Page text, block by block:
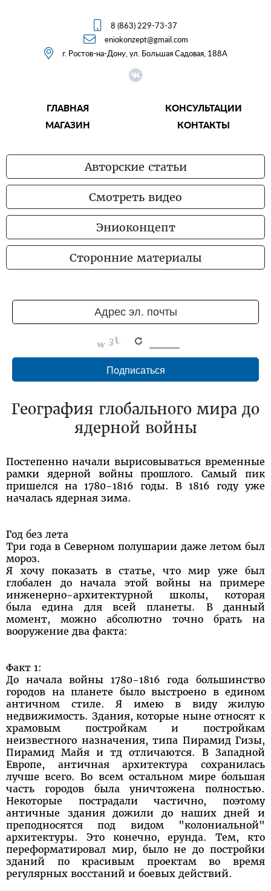
 8 (863) 229-73-37
 eniokonzept@gmail.com
 г. Ростов-на-Дону, ул. Большая Садовая, 188А
ГЛАВНАЯ
КОНСУЛЬТАЦИИ
МАГАЗИН
КОНТАКТЫ
Авторские статьи
Смотреть видео
Эниоконцепт
Сторонние материалы
География глобального мира до
ядерной войны
Постепенно начали вырисовываться временные
рамки ядерной войны прошлого. Самый пик
пришелся на 1780-1816 годы. В 1816 году уже
началась ядерная зима.
Год без лета
Три года в Северном полушарии даже летом был
мороз.
Я хочу показать в статье, что мир уже был
глобален до начала этой войны на примере
инженерно-архитектурной школы, которая
была едина для всей планеты. В данный
момент, можно абсолютно точно брать на
вооружение два факта:
Факт 1:
До начала войны 1780-1816 года большинство
городов на планете было выстроено в едином
античном стиле. Я имею в виду жилую
недвижимость. Здания, которые ныне относят к
храмовым постройкам и постройкам
неизвестного назначения, типа Пирамид Гизы,
Пирамид Майя и тд отличаются. В Западной
Европе, античная архитектура сохранилась
лучше всего. Во всем остальном мире большая
часть городов была уничтожена полностью.
Некоторые пострадали частично, поэтому
античные здания дожили до наших дней и
преподносятся под видом "колониальной"
архитектуры. Это конечно, ерунда. Тем, кто
переформатировал мир, было не до постройки
зданий по красивым проектам во время
регулярных восстаний и боевых действий.